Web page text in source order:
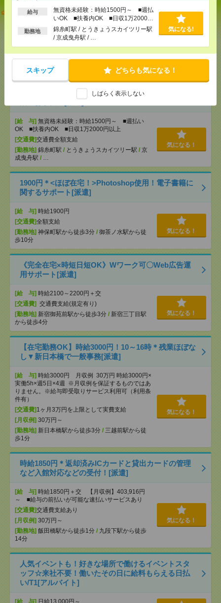
給与
無資格未経験：時給1500円～ ■週払
いOK ■扶養内OK ■日収1万2000円
以上
勤務地
錦糸町駅 / とうきょうスカイツリー駅
/ 京成曳舟駅 / …
気になる!
スキップ どちらも気になる！
しばらく表示しない
【オープニング募集】おばあちゃんのお散歩付き添
いも仕事の1つ[派遣]
無資格未経験：時給1500円～ ■週払い
OK ■扶養内OK ■日収1万2000円以上
交通費全額支給
[勤務地]巣鴨駅 北池袋駅/…
気になる！
説明会参加で全員に【現金2千円相当プレゼント】生
[給 与] 無資格未経験：時給1500円～ ■週払い
OK ■扶養内OK ■日収1万2000円以上
[交通費]交通費全額支給
[勤務地] 錦糸町駅 / とうきょうスカイツリー駅 / 京
成曳舟駅 / …
気になる！
1900円＊<ほぼ在宅！>Photoshop使用！電子書籍に
関するサポート[派遣]
[給 与] 時給1900円
[交通費]全額支給
[勤務地] 神保町駅から徒歩3分 / 御茶ノ水駅から徒
歩10分
気になる！
《完全在宅×時短日短OK》Wワーク可〇Web広告運
用サポート[派遣]
[給 与] 時給2100～2200円＋交
[交通費] 交通費支給(規定有り)
[勤務地] 新宿御苑前駅から徒歩3分 / 新宿三丁目駅
から徒歩4分
気になる！
【在宅勤務OK】時給3000円！10～16時＊残業ほぼな
し▼新日本橋で一般事務[派遣]
[給 与] 時給3000円 月収例 30万円 時給3000円×
実働5h×週5日×4週 ※月収例を保証するものではあ
りません。※給与即受取りサービス利用可（利用条
件有）
[交通費] 1ヶ月3万円を上限として実費支給
[月収例] 30万円～
[勤務地] 新日本橋駅から徒歩3分 / 三越前駅から徒
歩1分
気になる！
時給1850円＊返却済みICカードと貸出カードの管理
など入館対応などの受付！[派遣]
[給 与] 時給1850円＋交 【月収例】403,916円
～ ■給与の前払いが可能な速払いサービスあり
[交通費]交通費支給あり
[月収例] 30万円～
[勤務地] 飯田橋駅から徒歩1分 / 九段下駅から徒歩
14分
気になる！
人気イベントも！好きな場所で働けるイベントスタ
ッフ☆来社不要！働いたその日に給料もらえる日払
い/T1[アルバイト]
[給 与] 日給13,000円～